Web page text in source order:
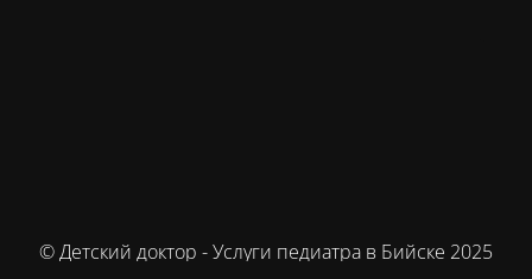
© Детский доктор - Услуги педиатра в Бийске 2025